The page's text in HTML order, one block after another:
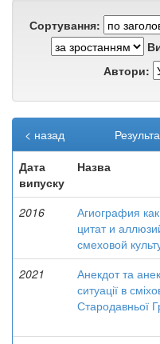
Сортування:
Автори:
< назад
Дата
випуску
Назва
2016
Агиография
цитат и
смеховой
2021
Анекдот та
ситуації в
Стародавньої